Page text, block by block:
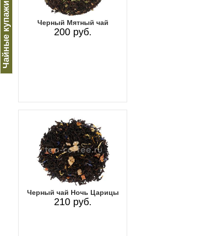
Чайные купажи Черный Мятный чай
200 руб.
Черный чай Ночь Царицы
210 руб.